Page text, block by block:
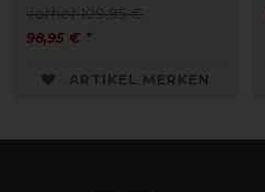
vorher 109,95 €
98,95 € *
ARTIKEL MERKEN